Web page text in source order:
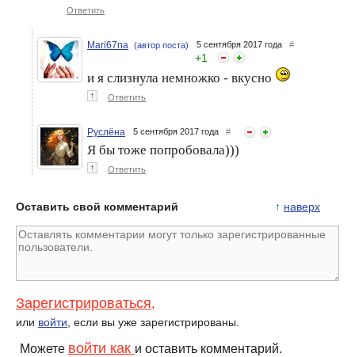
Ответить
Mari67na (автор поста) 5 сентября 2017 года #
+1
и я слизнула немножко - вкусно
↑ Ответить
Руслёна 5 сентября 2017 года #
Я бы тоже попробовала)))
↑ Ответить
↑ наверх
Оставить свой комментарий
Зарегистрироваться,
или войти , если вы уже зарегистрированы.
Можете войти как и оставить комментарий.